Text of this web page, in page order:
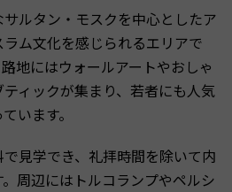
ルタン・モスクを中心としたア
ム文化を感じられるエリアで
地にはウォールアートやおしゃ
ィックが集まり、若者にも人気
います。
見学でき、礼拝時間を除いて内
周辺にはトルコランプやペルシ